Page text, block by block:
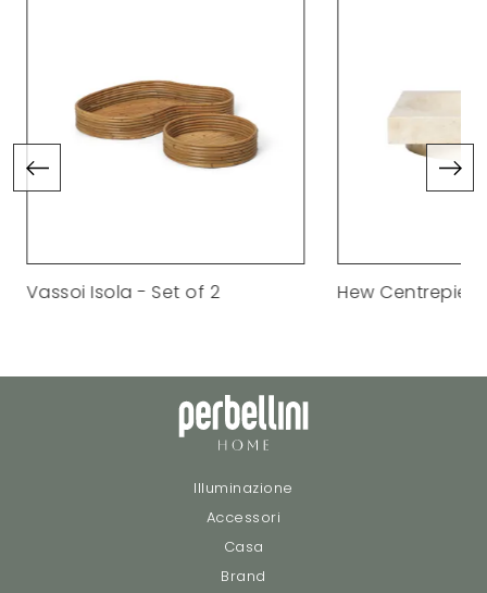
Vassoi Isola - Set of 2 Hew
Illuminazione
Accessori
Casa
Brand